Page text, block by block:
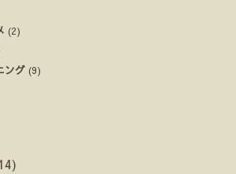
(2)
ング (9)